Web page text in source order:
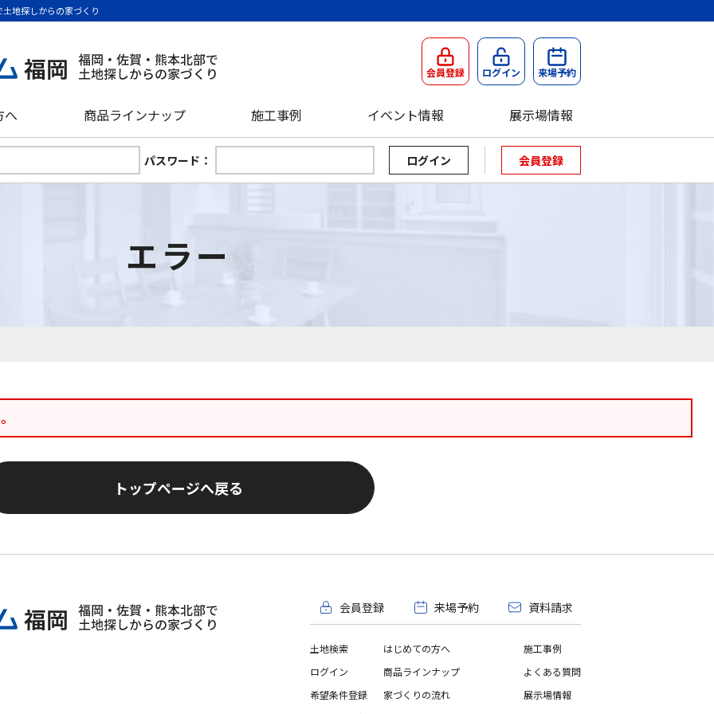
地探しからの家づくり
会員登録 ログイン 来場予約
へ 商品ラインナップ 施工事例 イベント情報 展示場情報
パスワード： 会員登録
エラー
トップページへ戻る
会員登録 来場予約 資料請求
土地検索
ログイン
希望条件登録
はじめての方へ
商品ラインナップ
家づくりの流れ
施工事例
よくある質問
展示場情報